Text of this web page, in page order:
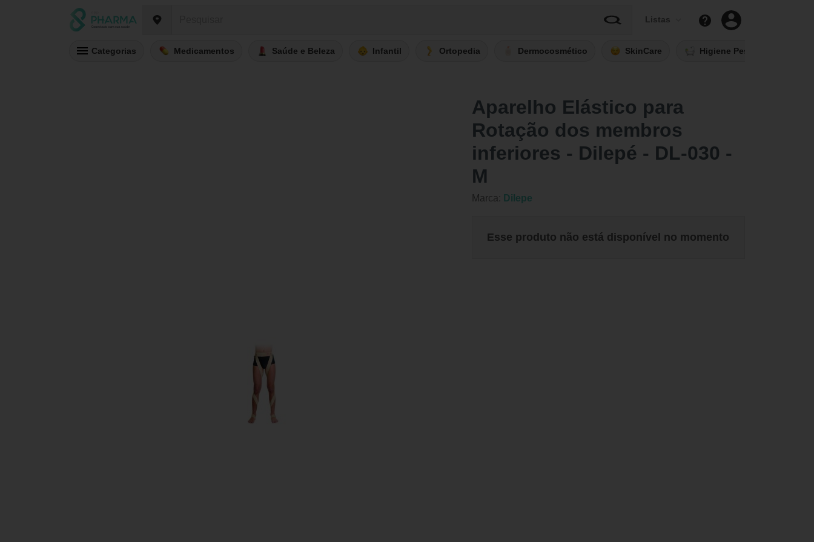
Listas
Categorias Medicamentos Saúde e Beleza Infantil Ortopedia Dermocosmético SkinCare Higiene Pessoal
Aparelho Elástico para
Rotação dos membros
inferiores - Dilepé - DL-030 -
M
Marca: Dilepe
Esse produto não está disponível no momento